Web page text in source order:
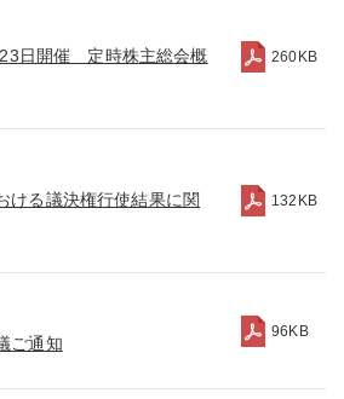
日開催 定時株主総会概
260KB
ける議決権行使結果に関
132KB
ご通知
96KB